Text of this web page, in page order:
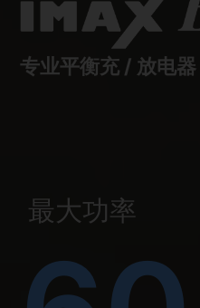
专业平衡充 / 放电器
最大功率